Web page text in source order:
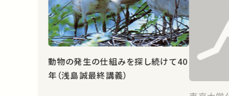
動物の発生の仕組みを探し続けて40
年（浅島誠最終講義）